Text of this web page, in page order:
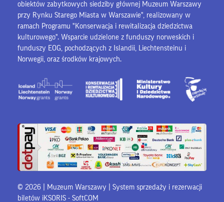
obiektów zabytkowych siedziby głównej Muzeum Warszawy
przy Rynku Starego Miasta w Warszawie", realizowany w
ramach Programu "Konserwacja i rewitalizacja dziedzictwa
kulturowego". Wsparcie udzielone z funduszy norweskich i
funduszy EOG, pochodzących z Islandii, Liechtensteinu i
Norwegii, oraz środków krajowych.
© 2026 | Muzeum Warszawy | System sprzedaży i rezerwacji
biletów iKSORIS - SoftCOM